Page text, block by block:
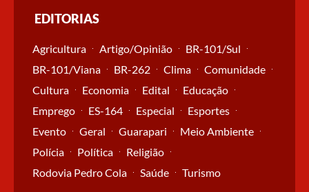
EDITORIAS
Agricultura Artigo/Opinião
BR-101/Sul
BR-101/Viana
BR-262 Clima
Comunidade
Cultura
Economia Edital
Educação
Emprego
ES-164 Especial
Esportes
Evento
Geral Guarapari
Meio Ambiente
Polícia
Política
Religião
Rodovia Pedro Cola
Saúde Turismo